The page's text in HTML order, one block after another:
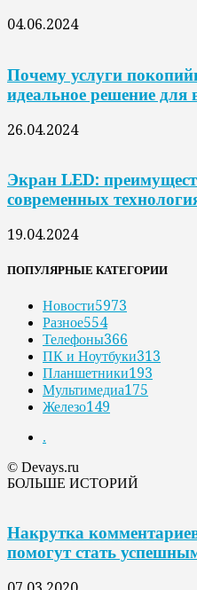
04.06.2024
Почему услуги
идеальное решение для
26.04.2024
Экран LED:
современных
19.04.2024
ПОПУЛЯРНЫЕ КАТЕГОРИИ
Новости5973
Разное554
Телефоны366
ПК и Ноутбуки313
Планшетники193
Мультимедиа175
Железо149
.
© Devays.ru
БОЛЬШЕ ИСТОРИЙ
Накрутка
помогут стать